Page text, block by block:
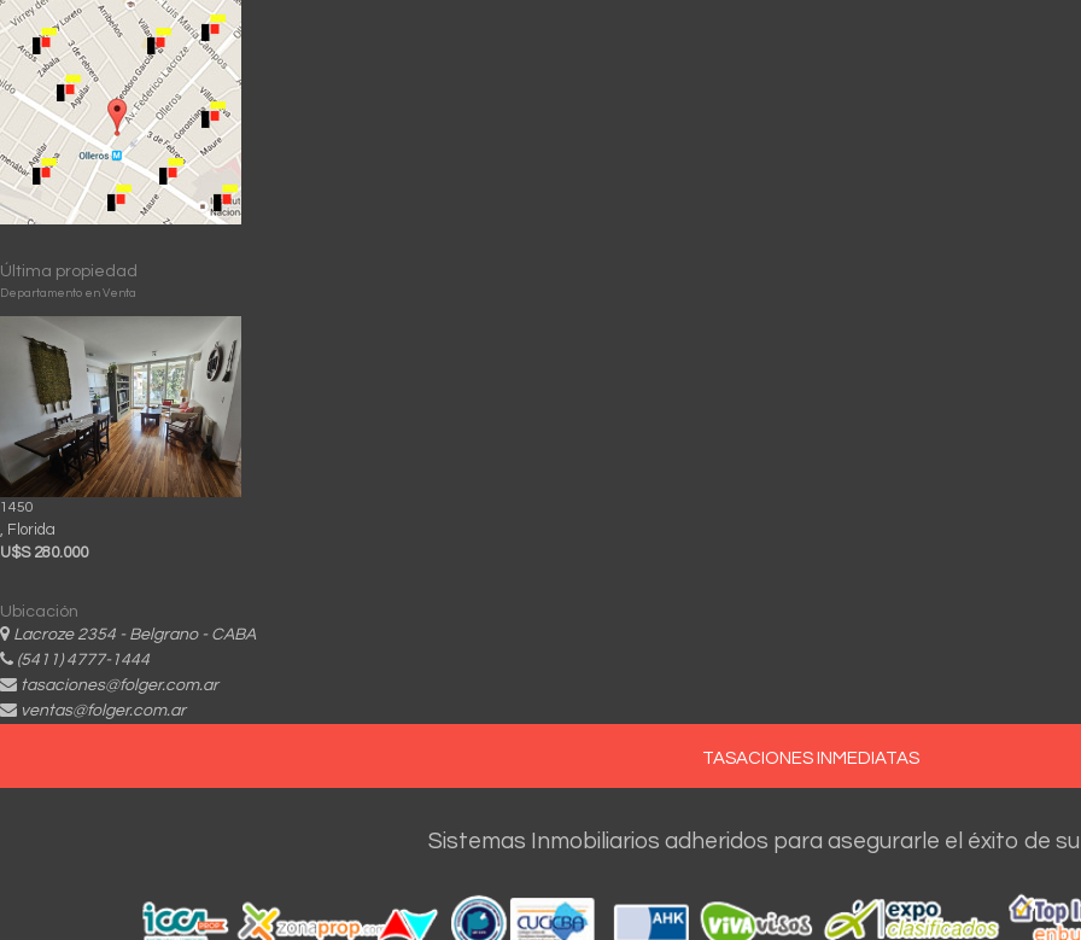
Última propiedad
Departamento en Venta
1450
, Florida
U$S 280.000
Ubicación
Lacroze 2354 - Belgrano - CABA
(5411) 4777-1444
tasaciones@folger.com.ar
ventas@folger.com.ar
TASACIONES INMEDIATAS
Sistemas Inmobiliarios adheridos para asegurarle el éxito de